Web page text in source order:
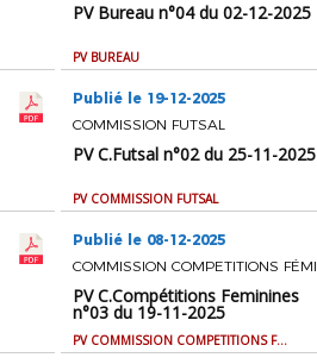
PV Bureau n°04 du 02-12-2025
PV BUREAU
Publié le 19-12-2025
COMMISSION FUTSAL
PV C.Futsal n°02 du 25-11-2025
PV COMMISSION FUTSAL
Publié le 08-12-2025
PV C.Compétitions Feminines
n°03 du 19-11-2025
PV COMMISSION COMPETITIONS FEMININES